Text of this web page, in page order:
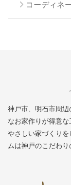
コーディネ
神戸市、明石市周
なお家作りが得意
やさしい家づくり
ムは神戸のこだわ